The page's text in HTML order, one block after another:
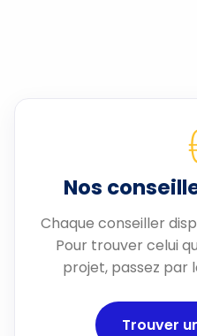
Nos
Chaque conseiller
Pour trouver celui
projet, passez par
Trouver